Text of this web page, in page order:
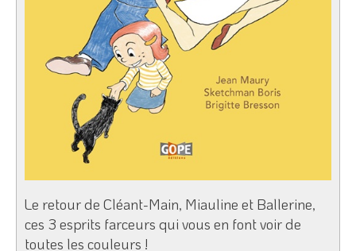
Le retour de Cléant-Main, Miauline et Ballerine,
ces 3 esprits farceurs qui vous en font voir de
toutes les couleurs !